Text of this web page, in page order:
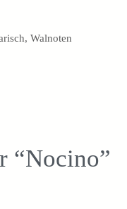
,Walnoten
“Nocino”